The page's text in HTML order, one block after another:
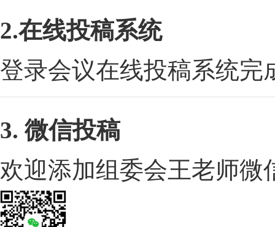
2.在线投稿系统
登录会议在线投稿系统完
3. 微信投稿
欢迎添加组委会王老师微